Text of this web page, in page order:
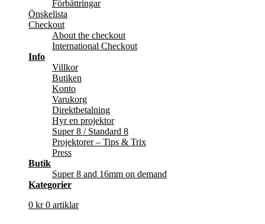
Förbättringar
Önskelista
Checkout
About the checkout
International Checkout
Info
Villkor
Butiken
Konto
Varukorg
Direktbetalning
Hyr en projektor
Super 8 / Standard 8
Projektorer – Tips & Trix
Press
Butik
Super 8 and 16mm on demand
Kategorier
0 kr 0 artiklar